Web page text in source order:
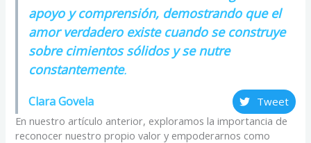
apoyo y comprensión, demostrando que el
amor verdadero existe cuando se construye
sobre cimientos sólidos y se nutre
constantemente.
Clara Govela
Tweet
En nuestro artículo anterior, exploramos la importancia de
reconocer nuestro propio valor y empoderarnos como